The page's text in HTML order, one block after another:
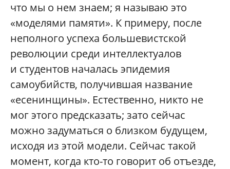
что мы о нем знаем; я называю это
«моделями памяти». К примеру, после
неполного успеха большевистской
революции среди интеллектуалов
и студентов началась эпидемия
самоубийств, получившая название
«есенинщины». Естественно, никто не
мог этого предсказать; зато сейчас
можно задуматься о близком будущем,
исходя из этой модели. Сейчас такой
момент, когда кто-то говорит об отъезде,